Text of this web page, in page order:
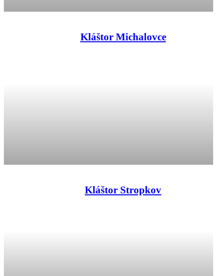
Kláštor Michalovce
Kláštor Stropkov